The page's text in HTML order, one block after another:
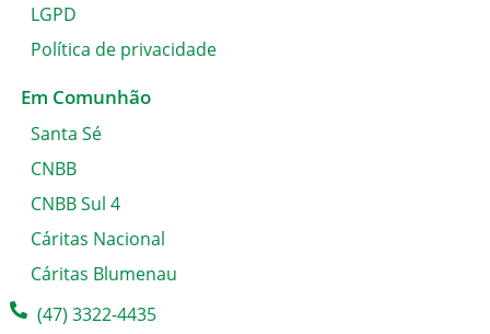
LGPD
Política de privacidade
Em Comunhão
Santa Sé
CNBB
CNBB Sul 4
Cáritas Nacional
Cáritas Blumenau
(47) 3322-4435